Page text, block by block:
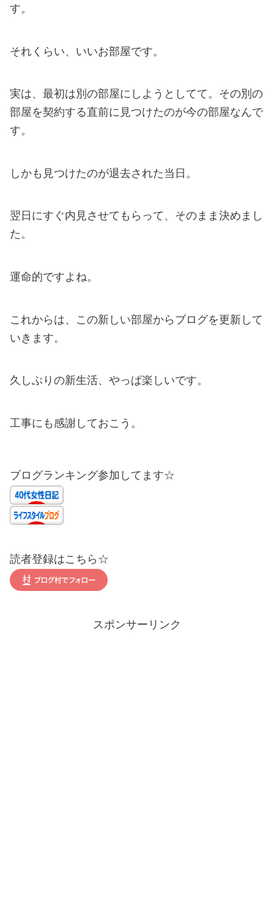
す。
それくらい、いいお部屋です。
実は、最初は別の部屋にしようとしてて。その別の
部屋を契約する直前に見つけたのが今の部屋なんで
す。
しかも見つけたのが退去された当日。
翌日にすぐ内見させてもらって、そのまま決めまし
た。
運命的ですよね。
これからは、この新しい部屋からブログを更新して
いきます。
久しぶりの新生活、やっぱ楽しいです。
工事にも感謝しておこう。
ブログランキング参加してます☆
読者登録はこちら☆
スポンサーリンク